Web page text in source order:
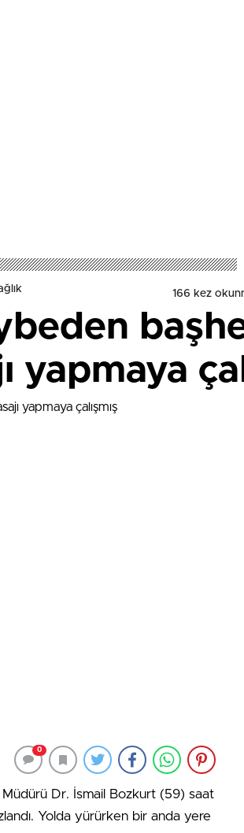
166 kez
yapmaya
0
Dr. İsmail Bozkurt (59) saat
Yolda yürürken bir anda yere